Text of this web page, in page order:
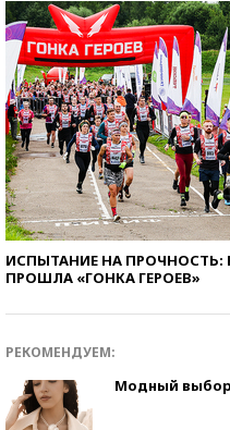
ИСПЫТАНИЕ НА ПРОЧНОСТЬ:
ПРОШЛА «ГОНКА ГЕРОЕВ»
РЕКОМЕНДУЕМ:
Модный выбор: